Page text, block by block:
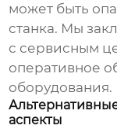
может быть
станка. Мы
с сервисным
оперативное
оборудования.
аспекты